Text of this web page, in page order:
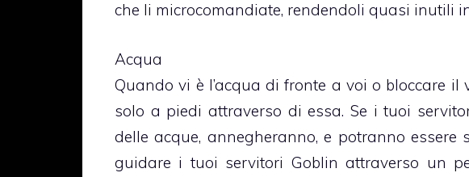
che li microcomandiate, rendendoli quasi inutili
Acqua
Quando vi è l’acqua di fronte a voi o bloccare il
solo a piedi attraverso di essa. Se i tuoi
delle acque, annegheranno, e potranno
guidare i tuoi servitori Goblin attraverso un